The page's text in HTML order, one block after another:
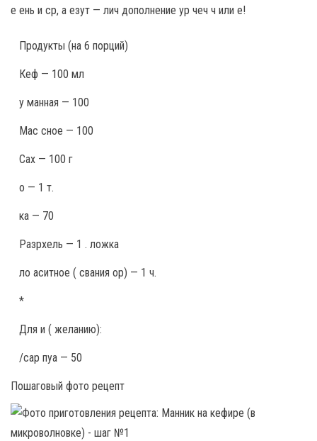
е ень и ср, а езут — лич дополнение ур чеч ч или е!
Продукты (на 6 порций)
Кеф — 100 мл
у манная — 100
Мас сное — 100
Сах — 100 г
о — 1 т.
ка — 70
Разрхель — 1 . ложка
ло аситное ( свания ор) — 1 ч.
*
Для и ( желанию):
/сар пуа — 50
Пошаговый фото рецепт